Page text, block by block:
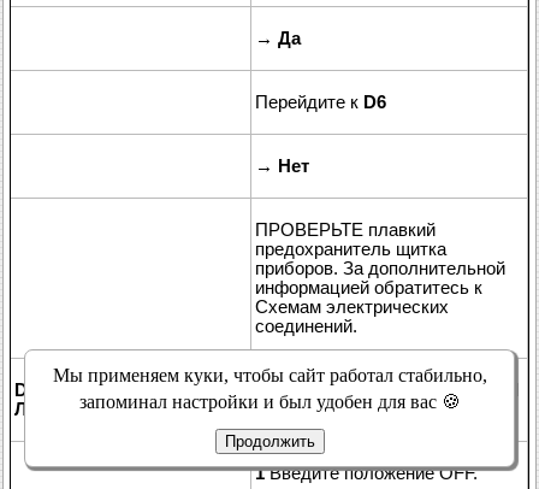
→ Да
Перейдите к D6
→ Нет
ПРОВЕРЬТЕ плавкий
предохранитель щитка
приборов. За дополнительной
информацией обратитесь к
Схемам электрических
соединений.
D6: ПРОВЕРКА ЭЛЕКТРИЧЕСКОЙ ЦЕПИ КОНТРОЛЬНОЙ
ЛАМПЫ ПОДУШЕК БЕЗОПАСНОСТИ
1Введите положение OFF.
Мы применяем куки, чтобы сайт работал стабильно,
запоминал настройки и был удобен для вас 🍪
Продолжить